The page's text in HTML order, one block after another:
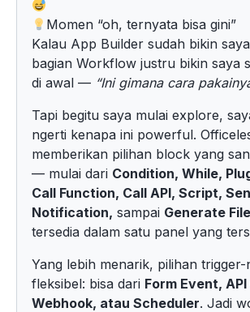
Momen “oh, ternyata bisa gini”
Kalau App Builder sudah bikin
bagian Workflow justru bikin saya
di awal — “Ini gimana cara
Tapi begitu saya mulai explore,
ngerti kenapa ini powerful.
memberikan pilihan block yang
— mulai dari Condition, While,
Call Function, Call API, Script,
Notification, sampai Generate File
tersedia dalam satu panel yang
Yang lebih menarik, pilihan
fleksibel: bisa dari Form Event, API
Webhook, atau Scheduler. Jadi